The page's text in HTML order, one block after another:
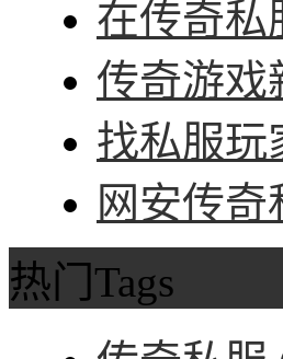
在传奇私
传奇游戏
找私服玩
网安传
热门Tags